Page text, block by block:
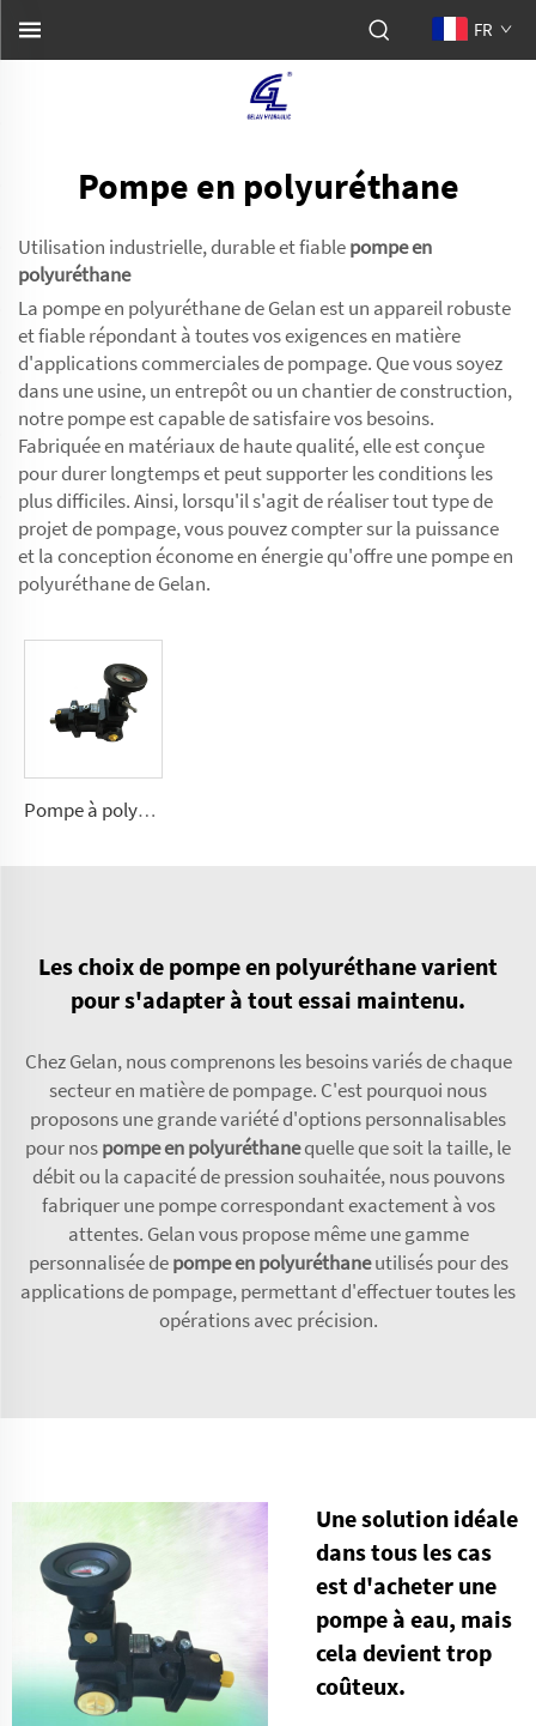
FR
Pompe en polyuréthane
Utilisation industrielle, durable et fiablepompe en
polyuréthane
La pompe en polyuréthane de Gelan est un appareil robuste
et fiable répondant à toutes vos exigences en matière
d'applications commerciales de pompage. Que vous soyez
dans une usine, un entrepôt ou un chantier de construction,
notre pompe est capable de satisfaire vos besoins.
Fabriquée en matériaux de haute qualité, elle est conçue
pour durer longtemps et peut supporter les conditions les
plus difficiles. Ainsi, lorsqu'il s'agit de réaliser tout type de
projet de pompage, vous pouvez compter sur la puissance
et la conception économe en énergie qu'offre une pompe en
polyuréthane de Gelan.
Pompe à polyuréthane A7VK pour machine à mousse. Tailles 12, 28
Les choix de pompe en polyuréthane varient
pour s'adapter à tout essai maintenu.
Chez Gelan, nous comprenons les besoins variés de chaque
secteur en matière de pompage. C'est pourquoi nous
proposons une grande variété d'options personnalisables
pour nospompe en polyuréthanequelle que soit la taille, le
débit ou la capacité de pression souhaitée, nous pouvons
fabriquer une pompe correspondant exactement à vos
attentes. Gelan vous propose même une gamme
personnalisée depompe en polyuréthaneutilisés pour des
applications de pompage, permettant d'effectuer toutes les
opérations avec précision.
Une solution idéale
dans tous les cas
est d'acheter une
pompe à eau, mais
cela devient trop
coûteux.